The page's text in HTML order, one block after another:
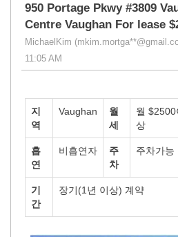
950 Portage Pkwy #3809
Centre Vaughan For lease
MichaelKim
11:05 AM
지
역
Vaughan
월
세
월 $2500
상
흡
연
비흡연자
주
차
주차가능
기
간
장기(1년 이상) 계약